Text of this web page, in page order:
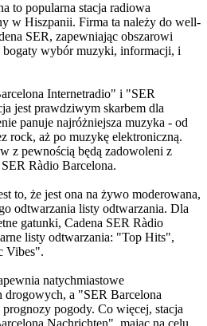
to popularna stacja radiowa
w Hiszpanii. Firma ta należy do well-
SER, zapewniając obszarowi
bogaty wybór muzyki, informacji, i
Internetradio" i "SER
jest prawdziwym skarbem dla
panuje najróżniejsza muzyka - od
rock, aż po muzykę elektroniczną.
z pewnością będą zadowoleni z
Ràdio Barcelona.
to, że jest ona na żywo moderowana,
odtwarzania listy odtwarzania. Dla
gatunki, Cadena SER Ràdio
listy odtwarzania: "Top Hits",
Vibes".
natychmiastowe
drogowych, a "SER Barcelona
pogody. Co więcej, stacja
Nachrichten", mając na celu